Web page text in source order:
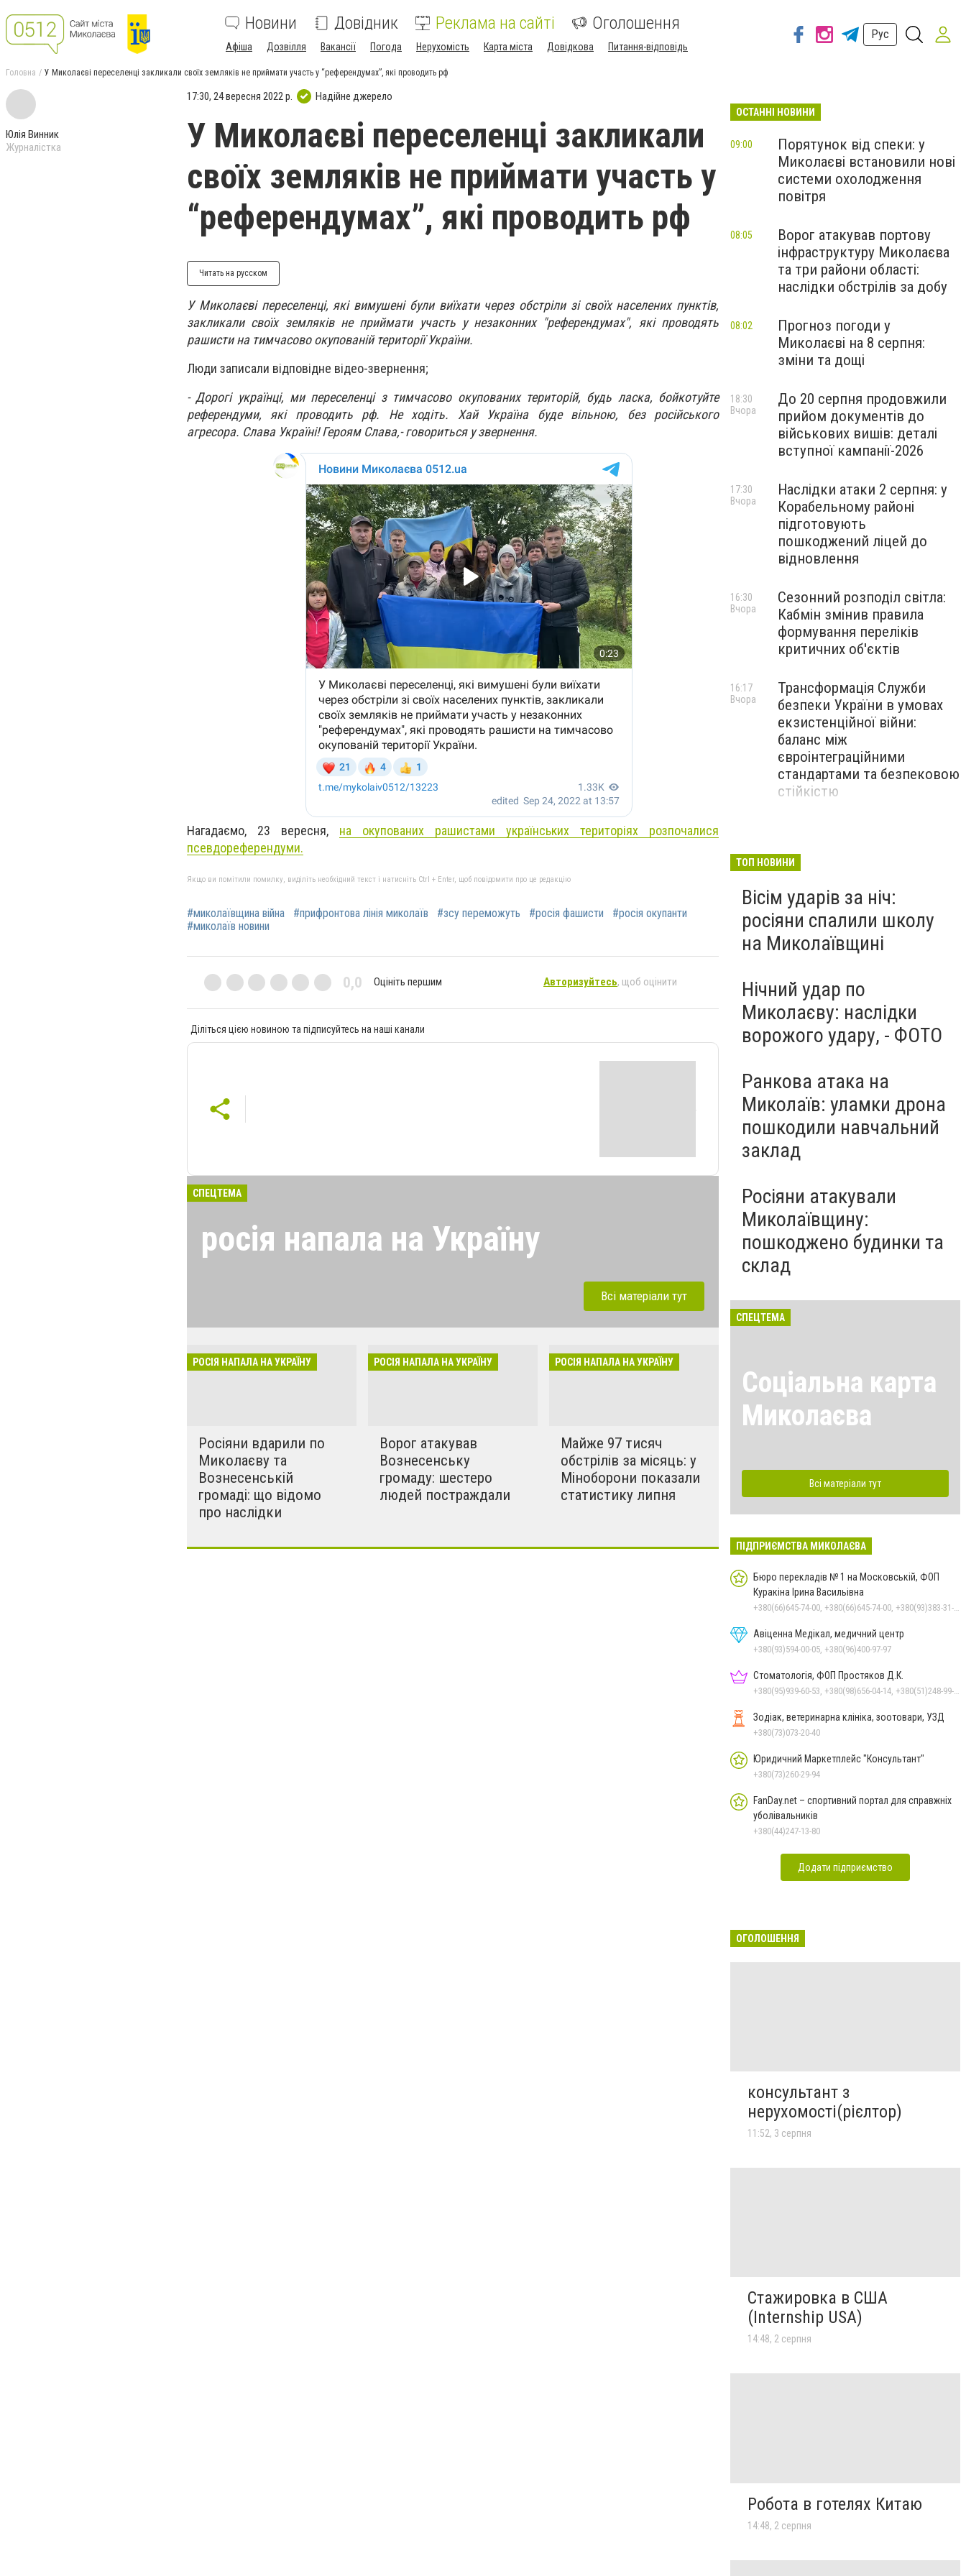
Новини Довідник Реклама на сайті Оголошення
Афіша Дозвілля Вакансії Погода Нерухомість Карта міста Довідкова Питання-відповідь
Рус
Головна У Миколаєві переселенці закликали своїх земляків не приймати участь у “референдумах”, які проводить рф
Юлія Винник
Журналістка
17:30, 24 вересня 2022 р. Надійне джерело
У Миколаєві переселенці закликали
своїх земляків не приймати участь у
“референдумах”, які проводить рф
Читать на русском
У Миколаєві переселенці, які вимушені були виїхати через обстріли зі своїх населених пунктів,
закликали своїх земляків не приймати участь у незаконних "референдумах", які проводять
рашисти на тимчасово окупованій території України.
Люди записали відповідне відео-звернення;
- Дорогі українці, ми переселенці з тимчасово окупованих територій, будь ласка, бойкотуйте
референдуми, які проводить рф. Не ходіть. Хай Україна буде вільною, без російського
агресора. Слава Україні! Героям Слава,- говориться у звернення.
Нагадаємо, 23 вересня, на окупованих рашистами українських територіях розпочалися
псевдореферендуми.
Якщо ви помітили помилку, виділіть необхідний текст і натисніть Ctrl + Enter, щоб повідомити про це редакцію
#миколаївщина війна #прифронтова лінія миколаїв #зсу переможуть #росія фашисти
#росія окупанти
#миколаїв новини
0,0 Оцініть першим Авторизуйтесь, щоб оцінити
Діліться цією новиною та підписуйтесь на наші канали
СПЕЦТЕМА
росія напала на Україну
розкрадати будинки в селах. Ми боремось
за нашу свободу!!
Всі матеріали тут
РОСІЯ НАПАЛА НА УКРАЇНУ
Росіяни вдарили по
Миколаєву та
Вознесенській
громаді: що відомо
про наслідки
РОСІЯ НАПАЛА НА УКРАЇНУ
Ворог атакував
Вознесенську
громаду: шестеро
людей постраждали
РОСІЯ НАПАЛА НА УКРАЇНУ
Майже 97 тисяч
обстрілів за місяць: у
Міноборони показали
статистику липня
ОСТАННІ НОВИНИ
Порятунок від спеки: у
Миколаєві встановили нові
системи охолодження
повітря
09:00
Ворог атакував портову
інфраструктуру Миколаєва
та три райони області:
наслідки обстрілів за добу
08:05
Прогноз погоди у
Миколаєві на 8 серпня:
зміни та дощі
08:02
До 20 серпня продовжили
прийом документів до
військових вишів: деталі
вступної кампанії-2026
18:30
Вчора
Наслідки атаки 2 серпня: у
Корабельному районі
підготовують
пошкоджений ліцей до
відновлення
17:30
Вчора
Сезонний розподіл світла:
Кабмін змінив правила
формування переліків
критичних об'єктів
16:30
Вчора
Трансформація Служби
безпеки України в умовах
екзистенційної війни:
баланс між
євроінтеграційними
стандартами та безпековою
стійкістю
16:17
Вчора
на 20%: Уряд підбив
навчального року
ТОП НОВИНИ
Вісім ударів за ніч:
росіяни спалили школу
на Миколаївщині
Нічний удар по
Миколаєву: наслідки
ворожого удару, - ФОТО
Ранкова атака на
Миколаїв: уламки дрона
пошкодили навчальний
заклад
Росіяни атакували
Миколаївщину:
пошкоджено будинки та
склад
СПЕЦТЕМА
Соціальна карта
Миколаєва
Всі матеріали тут
ПІДПРИЄМСТВА МИКОЛАЄВА
Бюро перекладів № 1 на Московській, ФОП
Куракіна Ірина Васильівна
Авіценна Медікал, медичний центр
+380(93)594-00-05, +380(96)400-97-97
Стоматологія, ФОП Простяков Д.К.
Зодіак, ветеринарна клініка, зоотовари, УЗД
+380(73)073-20-40
Юридичний Маркетплейс "Консультант"
+380(73)260-29-94
FanDay.net – спортивний портал для справжніх
уболівальників
+380(44)247-13-80
Додати підприємство
ОГОЛОШЕННЯ
консультант з
нерухомості(рієлтор)
11:52, 3 серпня
Стажировка в США
(Internship USA)
14:48, 2 серпня
Робота в готелях Китаю
14:48, 2 серпня